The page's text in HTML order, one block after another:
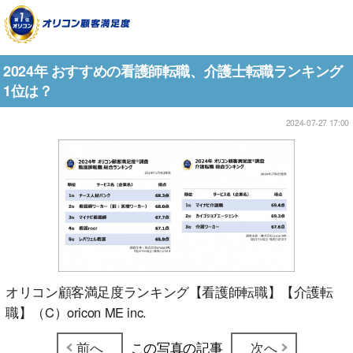
2024年 おすすめの看護師転職、介護士転職ランキング
1位は？
2024-07-27 17:00
オリコン顧客満足度ランキング【看護師転職】【介護転
職】（C）oricon ME inc.
前へ
この写真の記事 次へ